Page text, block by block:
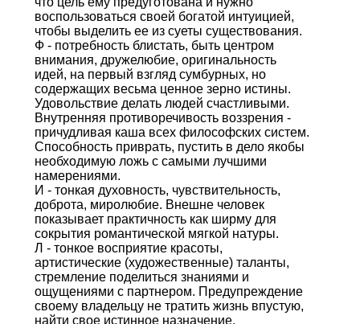
воспользоваться своей богатой интуицией,
чтобы выделить ее из суеты существования.
Ф - потребность блистать, быть центром
внимания, дружелюбие, оригинальность
идей, на первый взгляд сумбурных, но
содержащих весьма ценное зерно истины.
Удовольствие делать людей счастливыми.
Внутренняя противоречивость воззрения -
причудливая каша всех философских систем.
Способность приврать, пустить в дело якобы
необходимую ложь с самыми лучшими
намерениями.
И - тонкая духовность, чувствительность,
доброта, миролюбие. Внешне человек
показывает практичность как ширму для
сокрытия романтической мягкой натуры.
Л - тонкое восприятие красоты,
артистические (художественные) таланты,
стремление поделиться знаниями и
ощущениями с партнером. Предупреждение
своему владельцу не тратить жизнь впустую,
найти свое истинное назначение.